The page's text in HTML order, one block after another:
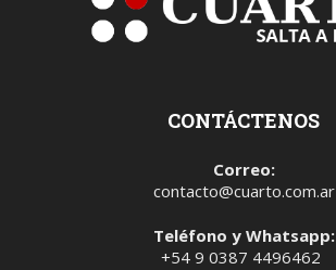
CONTÁCTENOS
Correo:
contacto@cuarto.com.ar
Teléfono y Whatsapp:
+54 9 0387 4496462